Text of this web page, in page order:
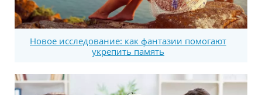
Новое исследование: как фантазии помогают
укрепить память